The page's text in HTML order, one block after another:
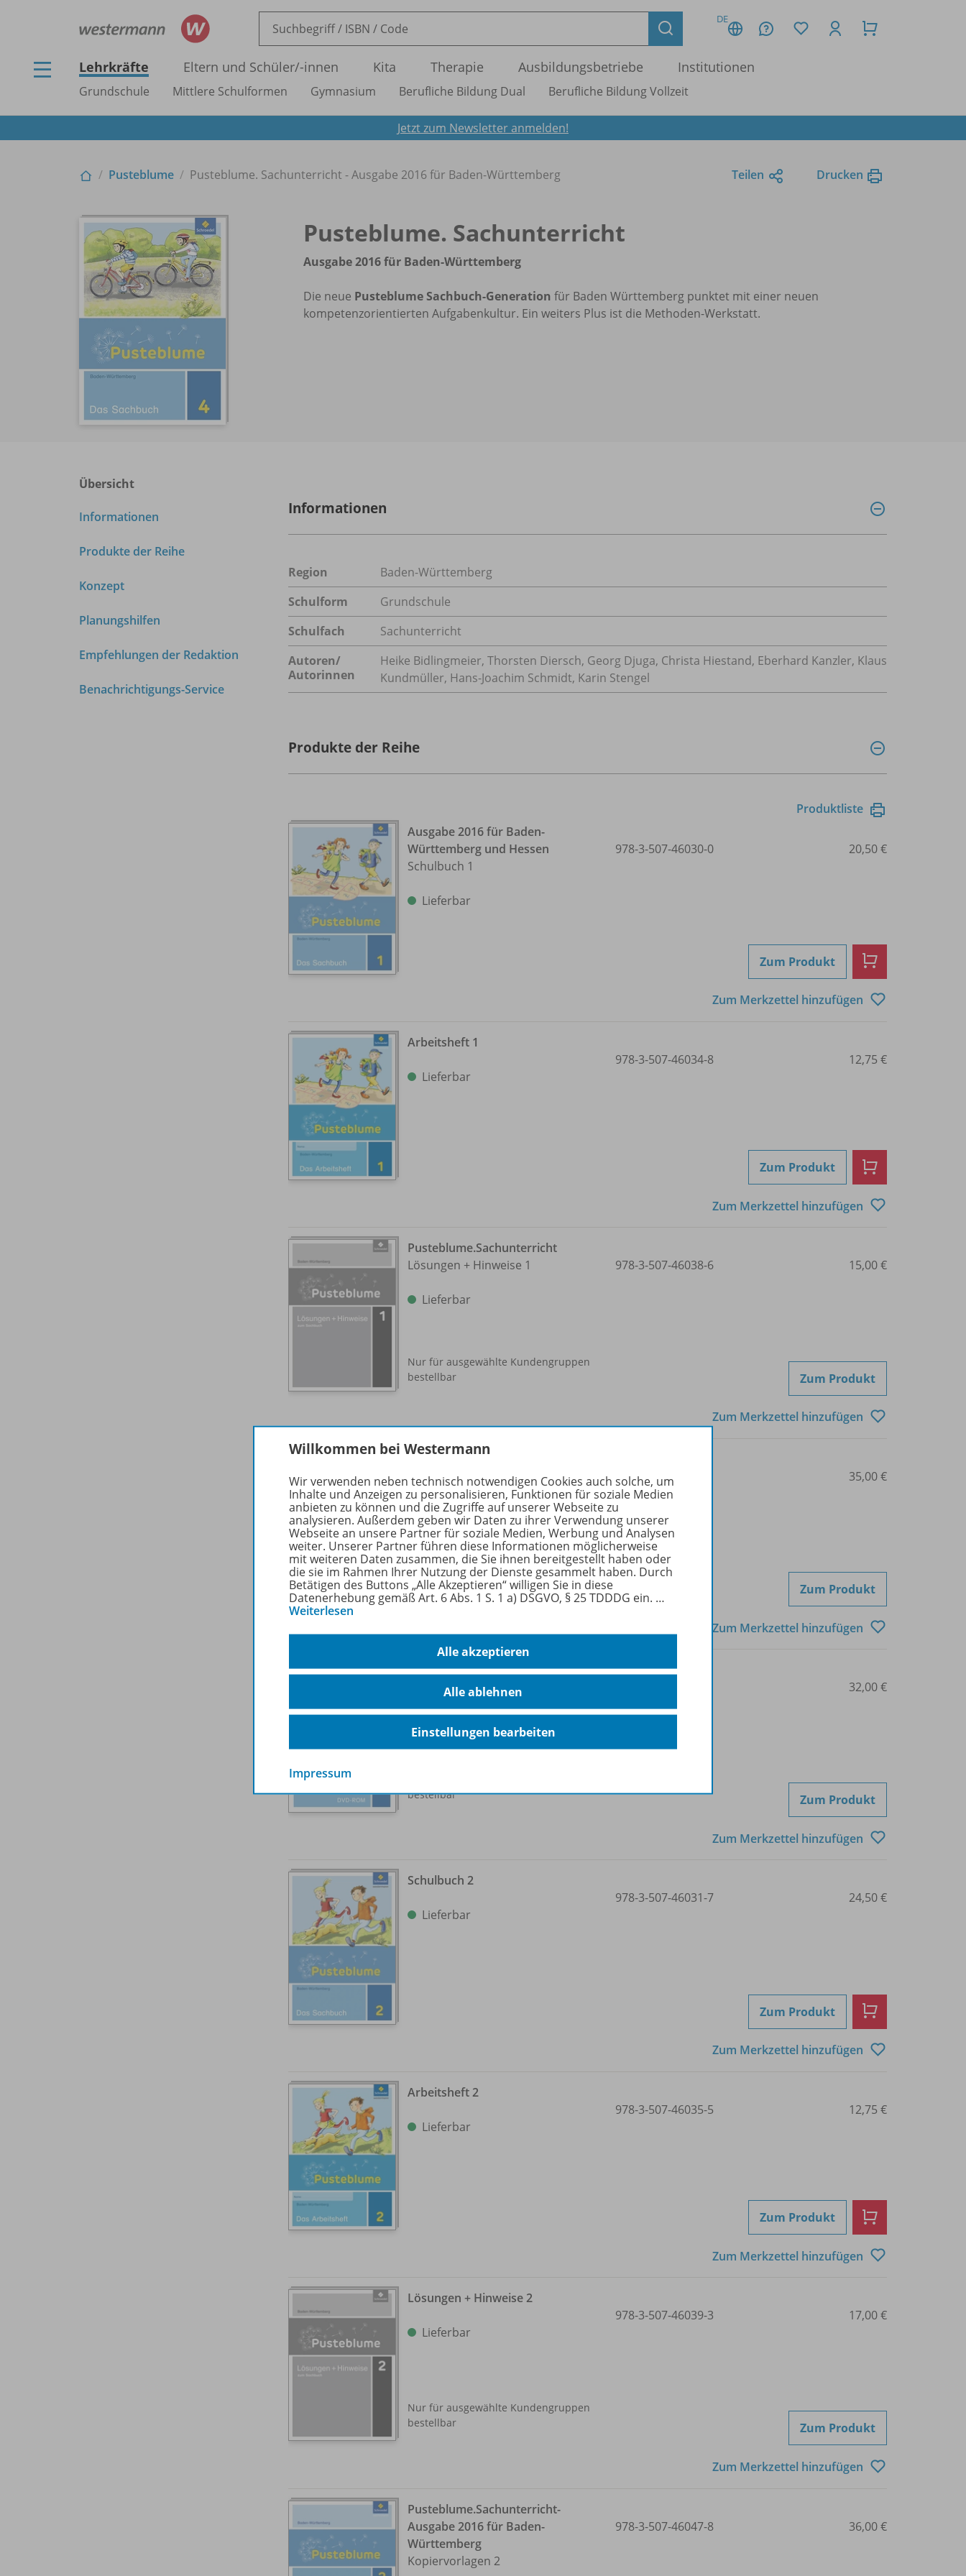
DE
Lehrkräfte Eltern und Schüler/-innen Kita Therapie Ausbildungsbetriebe Institutionen
Grundschule Mittlere Schulformen Gymnasium Berufliche Bildung Dual Berufliche Bildung Vollzeit
Jetzt zum Newsletter anmelden!
Pusteblume Pusteblume. Sachunterricht - Ausgabe 2016 für Baden-Württemberg Teilen Drucken
Pusteblume. Sachunterricht
Ausgabe 2016 für Baden-Württemberg
Die neue Pusteblume Sachbuch-Generation für Baden Württemberg punktet mit einer neuen
kompetenzorientierten Aufgabenkultur. Ein weiters Plus ist die Methoden-Werkstatt.
Übersicht
Informationen
Produkte der Reihe
Konzept
Planungshilfen
Empfehlungen der Redaktion
Benachrichtigungs-Service
Informationen
Region
Baden-Württemberg
Schulform
Grundschule
Schulfach
Sachunterricht
Autoren/
Autorinnen
Heike Bidlingmeier, Thorsten Diersch, Georg Djuga, Christa Hiestand, Eberhard Kanzler, Klaus
Kundmüller, Hans-Joachim Schmidt, Karin Stengel
Produkte der Reihe
Produktliste
Ausgabe 2016 für Baden-
Württemberg und Hessen
Schulbuch 1
Lieferbar
978-3-507-46030-0 20,50 €
Zum Produkt
Zum Merkzettel hinzufügen
Arbeitsheft 1
Lieferbar
978-3-507-46034-8 12,75 €
Zum Produkt
Zum Merkzettel hinzufügen
Pusteblume.Sachunterricht
Lösungen + Hinweise 1
Lieferbar
Nur für ausgewählte Kundengruppen
bestellbar
978-3-507-46038-6 15,00 €
Zum Produkt
Zum Merkzettel hinzufügen
Kopiervorlagen 1
Lieferbar
Nur für ausgewählte Kundengruppen
bestellbar
978-3-507-46046-1 35,00 €
Zum Produkt
Zum Merkzettel hinzufügen
Materialpaket 1 auf DVD-ROM
bestellbar
32,00 €
Zum Produkt
Zum Merkzettel hinzufügen
Schulbuch 2
Lieferbar
978-3-507-46031-7 24,50 €
Zum Produkt
Zum Merkzettel hinzufügen
Arbeitsheft 2
Lieferbar
978-3-507-46035-5 12,75 €
Zum Produkt
Zum Merkzettel hinzufügen
Lösungen + Hinweise 2
Lieferbar
Nur für ausgewählte Kundengruppen
bestellbar
978-3-507-46039-3 17,00 €
Zum Produkt
Zum Merkzettel hinzufügen
Pusteblume.Sachunterricht-
Ausgabe 2016 für Baden-
Württemberg
Kopiervorlagen 2
978-3-507-46047-8 36,00 €
Willkommen bei Westermann
Wir verwenden neben technisch notwendigen Cookies auch solche, um
Inhalte und Anzeigen zu personalisieren, Funktionen für soziale Medien
anbieten zu können und die Zugriffe auf unserer Webseite zu
analysieren. Außerdem geben wir Daten zu ihrer Verwendung unserer
Webseite an unsere Partner für soziale Medien, Werbung und Analysen
weiter. Unserer Partner führen diese Informationen möglicherweise
mit weiteren Daten zusammen, die Sie ihnen bereitgestellt haben oder
die sie im Rahmen Ihrer Nutzung der Dienste gesammelt haben. Durch
Betätigen des Buttons „Alle Akzeptieren“ willigen Sie in diese
Datenerhebung gemäß Art. 6 Abs. 1 S. 1 a) DSGVO, § 25 TDDDG ein. …
Weiterlesen
Alle akzeptieren
Alle ablehnen
Einstellungen bearbeiten
Impressum